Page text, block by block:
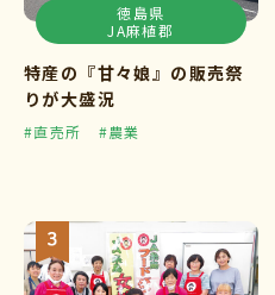
徳島県
JA麻植郡
特産の『甘々娘』の販売祭
りが大盛況
#直売所 #農業